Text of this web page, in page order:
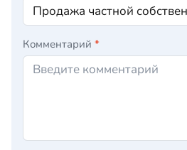
Комментарий *